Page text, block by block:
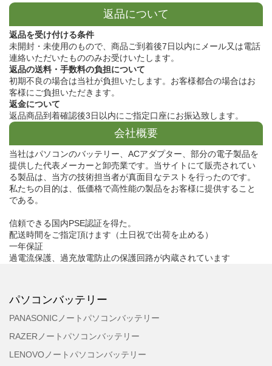
返品について
返品を受け付ける条件
未開封・未使用のもので、商品ご到着後7日以内にメール又は電話
連絡いただいたもののみお受けいたします。
返品の送料・手数料の負担について
初期不良の場合は当社が負担いたします。お客様都合の場合はお
客様にご負担いただきます。
返金について
返品商品到着確認後3日以内にご指定口座にお振込致します。
会社概要
当社はパソコンのバッテリー、ACアダプター、部分の電子製品を
提供した代表メーカーと卸売業です。当サイトにて販売されてい
る製品は、当方の技術担当者が真面目なテストを行ったのです。
私たちの目的は、低価格で高性能の製品をお客様に提供すること
である。
信頼できる国内PSE認証を得た。
配送時間をご指定頂けます（土日祝で出荷を止める）
一年保証
過電流保護、過充放電防止の保護回路が内蔵されています
パソコンバッテリー
PANASONICノートパソコンバッテリー
RAZERノートパソコンバッテリー
LENOVOノートパソコンバッテリー